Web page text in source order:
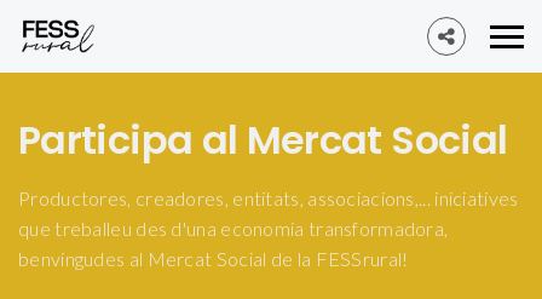
Participa al Mercat Social
Productores, creadores, entitats, associacions,... iniciatives
que treballeu des d'una economia transformadora,
benvingudes al Mercat Social de la FESSrural!